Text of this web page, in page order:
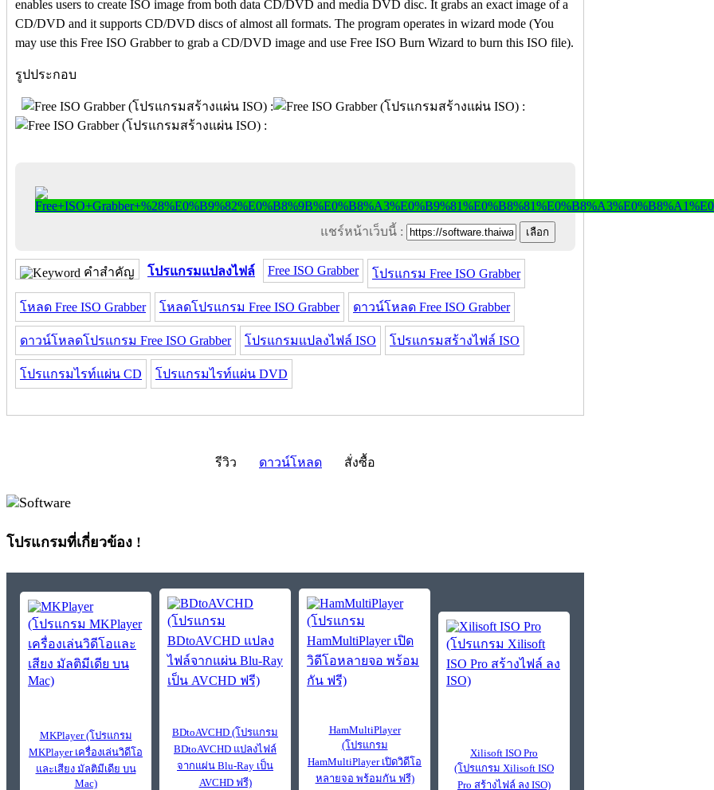
enables users to create ISO image from both data CD/DVD and media DVD disc. It grabs an exact image of a
CD/DVD and it supports CD/DVD discs of almost all formats. The program operates in wizard mode (You
may use this Free ISO Grabber to grab a CD/DVD image and use Free ISO Burn Wizard to burn this ISO file).
รูปประกอบ
แชร์หน้าเว็บนี้ :
คำสำคัญ โปรแกรมแปลงไฟล์ Free ISO Grabber โปรแกรม Free ISO Grabber
โหลด Free ISO Grabber โหลดโปรแกรม Free ISO Grabber ดาวน์โหลด Free ISO Grabber
ดาวน์โหลดโปรแกรม Free ISO Grabber โปรแกรมแปลงไฟล์ ISO โปรแกรมสร้างไฟล์ ISO
โปรแกรมไรท์แผ่น CD โปรแกรมไรท์แผ่น DVD
รีวิว ดาวน์โหลด สั่งซื้อ
โปรแกรมที่เกี่ยวข้อง !
MKPlayer (โปรแกรม
MKPlayer เครื่องเล่นวิดีโอ
และเสียง มัลติมีเดีย บน
Mac)
BDtoAVCHD (โปรแกรม
BDtoAVCHD แปลงไฟล์
จากแผ่น Blu-Ray เป็น
AVCHD ฟรี)
HamMultiPlayer
(โปรแกรม
HamMultiPlayer เปิดวิดีโอ
หลายจอ พร้อมกัน ฟรี)
Xilisoft ISO Pro
(โปรแกรม Xilisoft ISO
Pro สร้างไฟล์ ลง ISO)